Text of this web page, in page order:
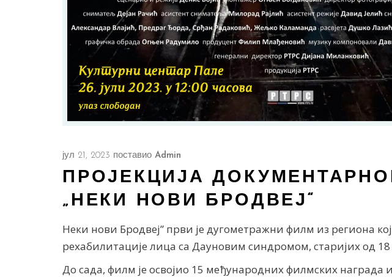
јул 21, 2023 поставио Admin
ПРОЈЕКЦИЈА
„НЕКИ НОВИ БРОДВЕЈ“
Неки нови Бродвеј” први је дугометражни филм из региона
рехабилитације лица са Дауновим синдромом, старијих од
До сада, филм је освојио 15 међународних филмских награда